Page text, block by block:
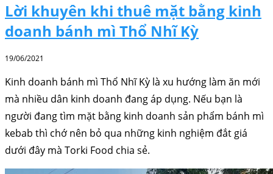
Lời khuyên khi thuê mặt bằng kinh
doanh bánh mì Thổ Nhĩ Kỳ
19/06/2021
Kinh doanh bánh mì Thổ Nhĩ Kỳ là xu hướng làm ăn mới
mà nhiều dân kinh doanh đang áp dụng. Nếu bạn là
người đang tìm mặt bằng kinh doanh sản phẩm bánh mì
kebab thì chớ nên bỏ qua những kinh nghiệm đắt giá
dưới đây mà Torki Food chia sẻ.